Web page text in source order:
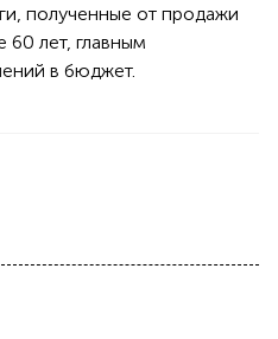
полученные от продажи
60 лет, главным
в бюджет.